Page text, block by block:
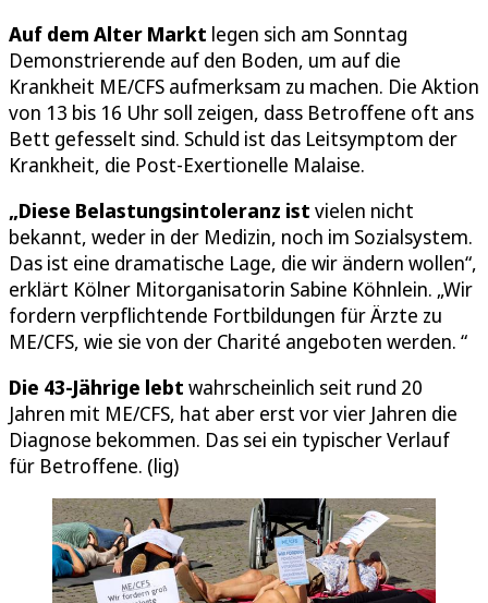
Auf dem Alter Markt legen sich am Sonntag
Demonstrierende auf den Boden, um auf die
Krankheit ME/CFS aufmerksam zu machen. Die Aktion
von 13 bis 16 Uhr soll zeigen, dass Betroffene oft ans
Bett gefesselt sind. Schuld ist das Leitsymptom der
Krankheit, die Post-Exertionelle Malaise.
„Diese Belastungsintoleranz ist vielen nicht
bekannt, weder in der Medizin, noch im Sozialsystem.
Das ist eine dramatische Lage, die wir ändern wollen“,
erklärt Kölner Mitorganisatorin Sabine Köhnlein. „Wir
fordern verpflichtende Fortbildungen für Ärzte zu
ME/CFS, wie sie von der Charité angeboten werden. “
Die 43-Jährige lebt wahrscheinlich seit rund 20
Jahren mit ME/CFS, hat aber erst vor vier Jahren die
Diagnose bekommen. Das sei ein typischer Verlauf
für Betroffene. (lig)